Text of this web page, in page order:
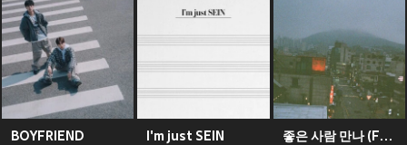
BOYFRIEND I'm just SEIN 좋은 사람 만나 (Feat. Leellamarz) (Someone Better)